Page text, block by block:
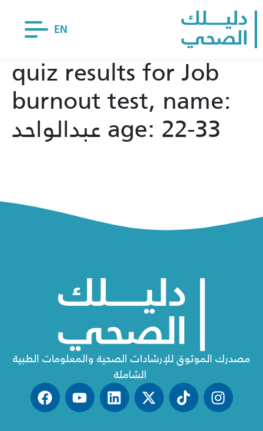
EN
quiz results for Job
burnout test, name:
عبدالواحد age: 22-33
مصدرك الموثوق للإرشادات الصحية والمعلومات الطبية